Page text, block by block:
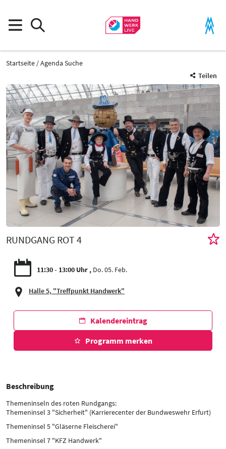
Startseite
Agenda Suche
Teilen
RUNDGANG ROT 4
11:30 - 13:00 Uhr Do. 05. Feb.
Halle 5, "Treffpunkt Handwerk"
Kalendereintrag
Programm merken
Beschreibung
Themeninseln des roten Rundgangs:
Themeninsel 3 "Sicherheit" (Karrierecenter der Bundweswehr Erfurt)
Themeninsel 5 "Gläserne Fleischerei"
Themeninsel 7 "KFZ Handwerk"